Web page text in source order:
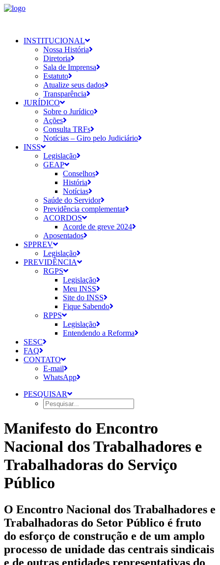
INSTITUCIONAL
Nossa História
Diretoria
Sala de Imprensa
Estatuto
Atualize seus dados
Transparência
JURÍDICO
Sobre o Jurídico
Ações
Consulta TRFs
Notícias – Giro pelo Judiciário
INSS
Legislação
GEAP
Conselhos
História
Notícias
Saúde do Servidor
Previdência complementar
ACORDOS
Acorde de greve 2024
Aposentados
SPPREV
Legislação
PREVIDÊNCIA
RGPS
Legislação
Meu INSS
Site do INSS
Fique Sabendo
RPPS
Legislação
Entendendo a Reforma
SESC
FAQ
CONTATO
E-mail
WhatsApp
PESQUISAR
Manifesto do Encontro
Nacional dos Trabalhadores e
Trabalhadoras do Serviço
Público
O Encontro Nacional dos Trabalhadores e
Trabalhadoras do Setor Público é fruto
do esforço de construção e de um amplo
processo de unidade das centrais sindicais